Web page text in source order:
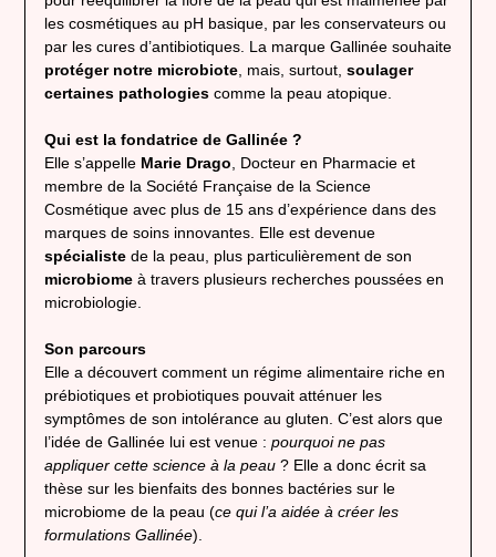
les cosmétiques au pH basique, par les conservateurs ou
par les cures d’antibiotiques. La marque Gallinée souhaite
protéger notre microbiote, mais, surtout, soulager
certaines pathologiescomme la peau atopique.
Qui est la fondatrice de Gallinée ?
Elle s’appelle Marie Drago , Docteur en Pharmacie et
membre de la Société Française de la Science
Cosmétique avec plus de 15 ans d’expérience dans des
marques de soins innovantes. Elle est devenue
spécialistede la peau, plus particulièrement de son
microbiomeà travers plusieurs recherches poussées en
microbiologie.
Son parcours
Elle a découvert comment un régime alimentaire riche en
prébiotiques et probiotiques pouvait atténuer les
symptômes de son intolérance au gluten. C’est alors que
l’idée de Gallinée lui est venue : pourquoi ne pas
appliquer cette science à la peau? Elle a donc écrit sa
thèse sur les bienfaits des bonnes bactéries sur le
microbiome de la peau (ce qui l’a aidée à créer les
formulations Gallinée).